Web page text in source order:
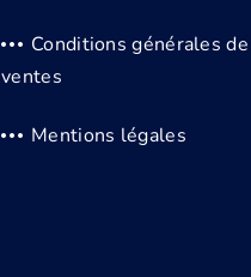
Conditions générales de
ventes
Mentions légales